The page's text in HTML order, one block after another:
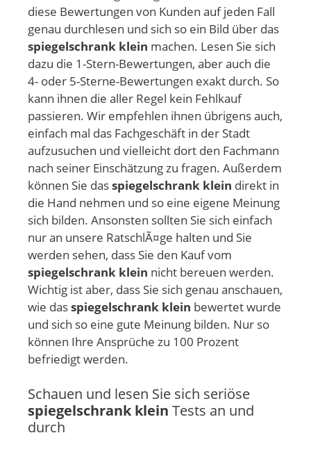
diese Bewertungen von Kunden auf jeden Fall
genau durchlesen und sich so ein Bild über das
spiegelschrank klein machen. Lesen Sie sich
dazu die 1-Stern-Bewertungen, aber auch die
4- oder 5-Sterne-Bewertungen exakt durch. So
kann ihnen die aller Regel kein Fehlkauf
passieren. Wir empfehlen ihnen übrigens auch,
einfach mal das Fachgeschäft in der Stadt
aufzusuchen und vielleicht dort den Fachmann
nach seiner Einschätzung zu fragen. Außerdem
können Sie dasspiegelschrank klein direkt in
die Hand nehmen und so eine eigene Meinung
sich bilden. Ansonsten sollten Sie sich einfach
nur an unsere RatschlÃ¤ge halten und Sie
werden sehen, dass Sie den Kauf vom
spiegelschrank klein nicht bereuen werden.
Wichtig ist aber, dass Sie sich genau anschauen,
wie dasspiegelschrank klein bewertet wurde
und sich so eine gute Meinung bilden. Nur so
können Ihre Ansprüche zu 100 Prozent
befriedigt werden.
Schauen und lesen Sie sich seriöse
spiegelschrank klein Tests an und
durch